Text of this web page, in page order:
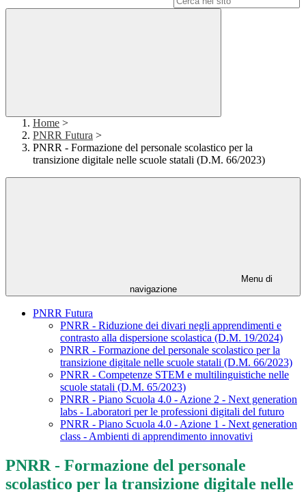
Home >
PNRR Futura >
PNRR - Formazione del personale scolastico per la
transizione digitale nelle scuole statali (D.M. 66/2023)
Menu di
navigazione
PNRR Futura
PNRR - Riduzione dei divari negli apprendimenti e
contrasto alla dispersione scolastica (D.M. 19/2024)
PNRR - Formazione del personale scolastico per la
transizione digitale nelle scuole statali (D.M. 66/2023)
PNRR - Competenze STEM e multilinguistiche nelle
scuole statali (D.M. 65/2023)
PNRR - Piano Scuola 4.0 - Azione 2 - Next generation
labs - Laboratori per le professioni digitali del futuro
PNRR - Piano Scuola 4.0 - Azione 1 - Next generation
class - Ambienti di apprendimento innovativi
PNRR - Formazione del personale
scolastico per la transizione digitale nelle